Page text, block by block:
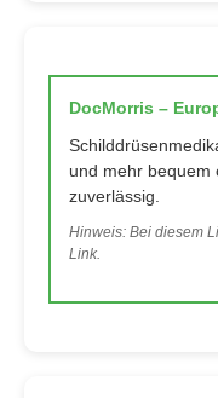
DocMorris –
und mehr bequem
zuverlässig.
Hinweis: Bei diesem
Link.